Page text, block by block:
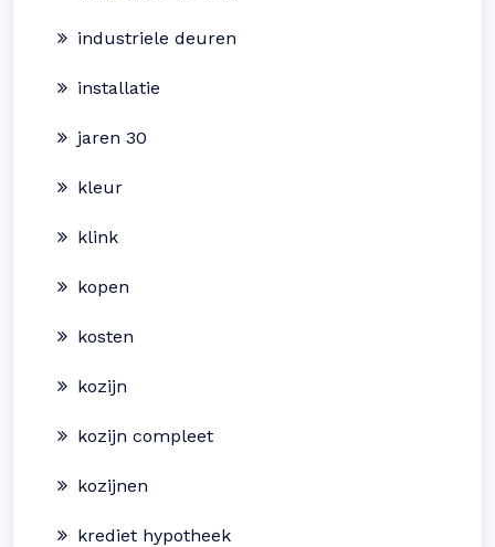
industriele deuren
installatie
jaren 30
kleur
klink
kopen
kosten
kozijn
kozijn compleet
kozijnen
krediet hypotheek